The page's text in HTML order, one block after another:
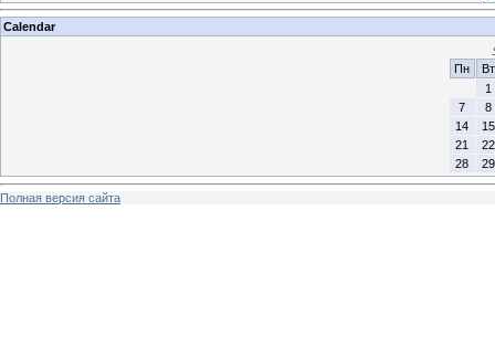
Calendar
Пн
Вт
1
7
8
14
15
21
22
28
29
Полная версия сайта